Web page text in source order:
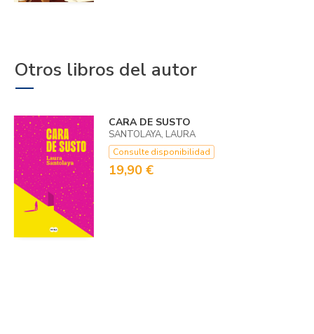
Otros libros del autor
CARA DE SUSTO
SANTOLAYA, LAURA
Consulte disponibilidad
19,90 €